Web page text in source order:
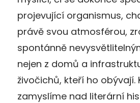
projevující organismus,
právě svou atmosférou,
spontánně
nejen z domů a
živočichů, kteří ho obývají.
zamyslíme nad literární